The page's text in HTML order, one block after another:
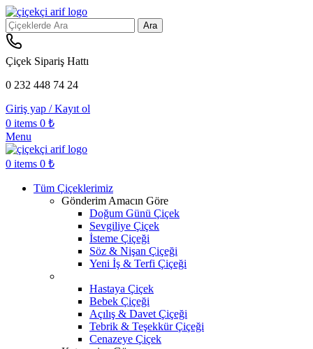
Ara
Çiçek Sipariş Hattı
0 232 448 74 24
Giriş yap / Kayıt ol
0 items 0 ₺
Menu
0 items 0 ₺
Tüm Çiçeklerimiz
Gönderim Amacın Göre
Doğum Günü Çiçek
Sevgiliye Çiçek
İsteme Çiçeği
Söz & Nişan Çiçeği
Yeni İş & Terfi Çiçeği
Hastaya Çiçek
Bebek Çiçeği
Açılış & Davet Çiçeği
Tebrik & Teşekkür Çiçeği
Cenazeye Çiçek